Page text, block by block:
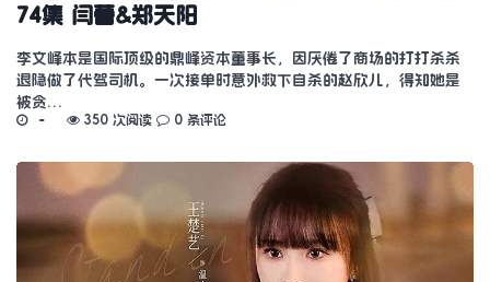
74集 闫蕾&郑天阳
李文峰本是国际顶级的鼎峰资本董事长，因厌倦了商场的打打杀杀
退隐做了代驾司机。一次接单时意外救下自杀的赵欣儿，得知她是
被贪…
350 次阅读 0 条评论